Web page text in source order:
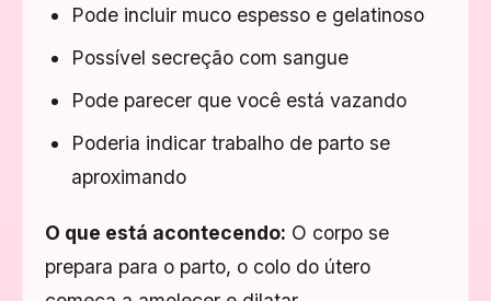
Pode incluir muco espesso e gelatinoso
Possível secreção com sangue
Pode parecer que você está vazando
Poderia indicar trabalho de parto se
aproximando
O que está acontecendo: O corpo se
prepara para o parto, o colo do útero